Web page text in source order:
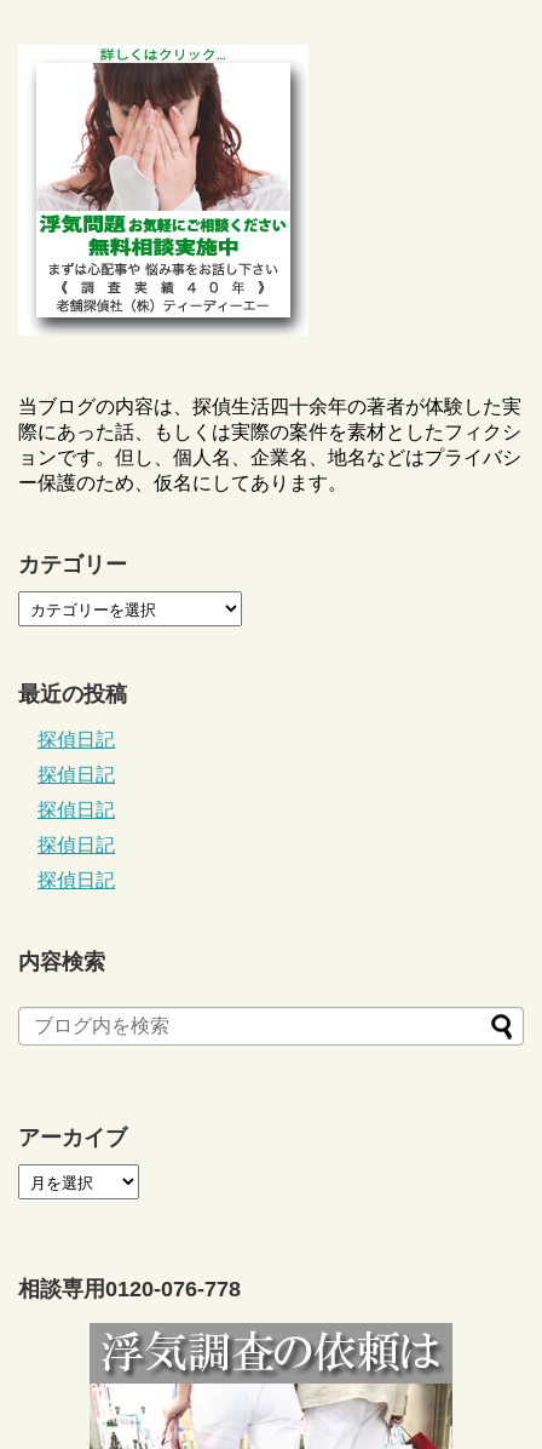
当ブログの内容は、探偵生活四十余年の著者が体験した実
際にあった話、もしくは実際の案件を素材としたフィクシ
ョンです。但し、個人名、企業名、地名などはプライバシ
ー保護のため、仮名にしてあります。
カテゴリー
最近の投稿
探偵日記
探偵日記
探偵日記
探偵日記
探偵日記
内容検索
アーカイブ
相談専用0120-076-778